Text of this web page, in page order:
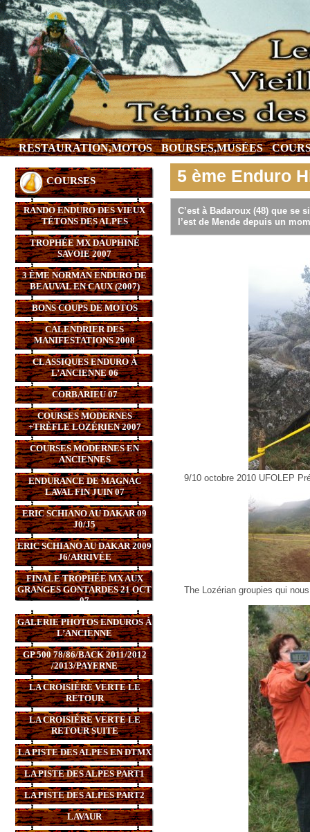
RESTAURATION,MOTOS BOURSES,MUSÉES
COURSES
RANDO ENDURO DES VIEUX
TÉTONS DES ALPES
TROPHÉE MX DAUPHINÉ
SAVOIE 2007
3 ÈME NORMAN ENDURO DE
BEAUVAL EN CAUX (2007)
BONS COUPS DE MOTOS
CALENDRIER DES
MANIFESTATIONS 2008
CLASSIQUES ENDURO À
L’ANCIENNE 06
CORBARIEU 07
COURSES MODERNES
+TRÈFLE LOZÉRIEN 2007
COURSES MODERNES EN
ANCIENNES
ENDURANCE DE MAGNAC
LAVAL FIN JUIN 07
ERIC SCHIANO AU DAKAR 09
J0/J5
ERIC SCHIANO AU DAKAR 2009
J6/ARRIVÉE
FINALE TROPHÉE MX AUX
GRANGES GONTARDES 21 OCT
07
GALERIE PHOTOS ENDUROS À
L’ANCIENNE
GP 500 78/86/BACK 2011/2012
/2013/PAYERNE
LA CROISIÈRE VERTE LE
RETOUR
LA CROISIÈRE VERTE LE
RETOUR SUITE
LA PISTE DES ALPES EN DTMX
LA PISTE DES ALPES PART1
LA PISTE DES ALPES PART2
LAVAUR
5 ème Enduro
C’est à Badaroux (48) que se
l’est de Mende depuis un
9/10 octobre 2010 UFOLEP
The Lozérian groupies qui